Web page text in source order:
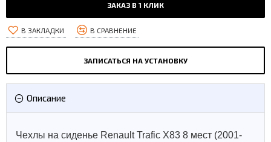
ЗАКАЗ В 1 КЛИК
В ЗАКЛАДКИ В СРАВНЕНИЕ
ЗАПИСАТЬСЯ НА УСТАНОВКУ
Описание
Чехлы на сиденье Renault Trafic X83 8 мест (2001-